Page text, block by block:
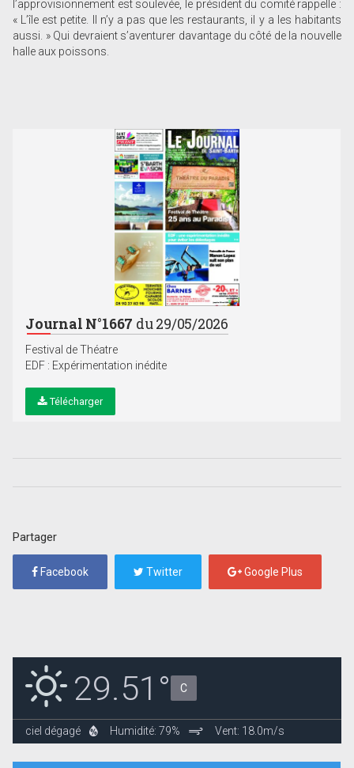
l’approvisionnement est soulevée, le président du comité rappelle :
« L’île est petite. Il n’y a pas que les restaurants, il y a les habitants
aussi. » Qui devraient s’aventurer davantage du côté de la nouvelle
halle aux poissons.
Journal N°1667 du 29/05/2026
Festival de Théatre
EDF : Expérimentation inédite
Télécharger
Partager
Facebook Twitter Google Plus
29.51° C
ciel dégagé Humidité: 79% Vent: 18.0m/s